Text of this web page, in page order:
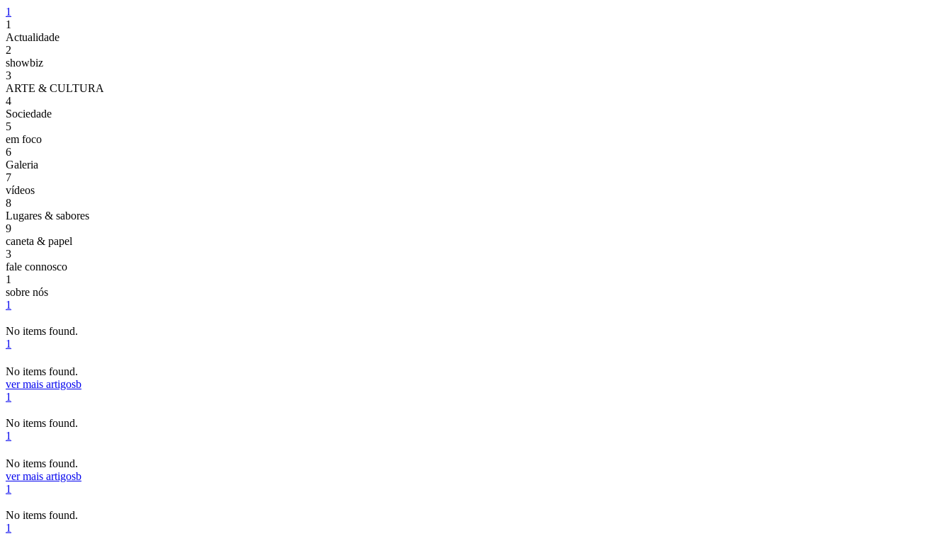
1
1
Actualidade
2
showbiz
3
ARTE & CULTURA
4
Sociedade
5
em foco
6
Galeria
7
vídeos
8
Lugares & sabores
9
caneta & papel
3
fale connosco
1
sobre nós
1
No items found.
1
No items found.
ver mais artigosb
1
No items found.
1
No items found.
ver mais artigosb
1
No items found.
1